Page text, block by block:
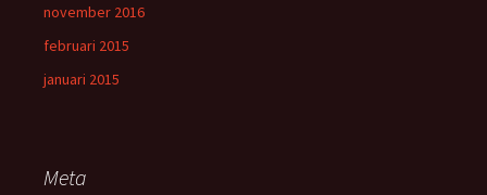
november 2016
februari 2015
januari 2015
Meta